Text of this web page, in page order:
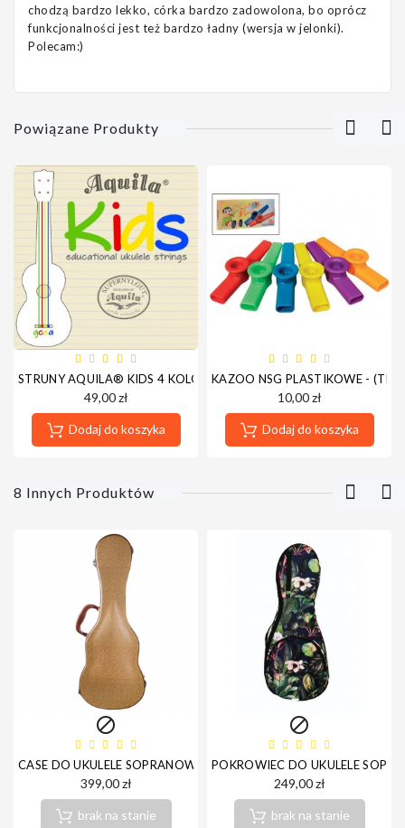
chodzą bardzo lekko, córka bardzo zadowolona, bo oprócz
funkcjonalności jest też bardzo ładny (wersja w jelonki).
Polecam:)
Powiązane Produkty
STRUNY AQUILA® KIDS 4 KOLORY DO UKULELE
49,00 zł
Dodaj do koszyka
KAZOO NSG PLASTIKOWE -
10,00 zł
Dodaj do koszyka
8 Innych Produktów

CASE DO UKULELE SOPRANOWEGO OHANA VINTAGE SOPRANO
399,00 zł
brak na stanie

POKROWIEC DO UKULELE
249,00 zł
brak na stanie